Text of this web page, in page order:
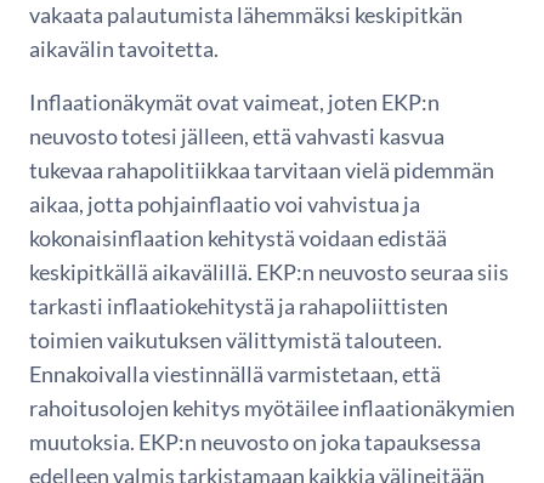
vakaata palautumista lähemmäksi keskipitkän
aikavälin tavoitetta.
Inflaationäkymät ovat vaimeat, joten EKP:n
neuvosto totesi jälleen, että vahvasti kasvua
tukevaa rahapolitiikkaa tarvitaan vielä pidemmän
aikaa, jotta pohjainflaatio voi vahvistua ja
kokonaisinflaation kehitystä voidaan edistää
keskipitkällä aikavälillä. EKP:n neuvosto seuraa siis
tarkasti inflaatiokehitystä ja rahapoliittisten
toimien vaikutuksen välittymistä talouteen.
Ennakoivalla viestinnällä varmistetaan, että
rahoitusolojen kehitys myötäilee inflaationäkymien
muutoksia. EKP:n neuvosto on joka tapauksessa
edelleen valmis tarkistamaan kaikkia välineitään